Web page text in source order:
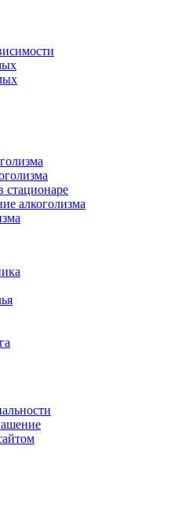
стационаре
алкоголизма